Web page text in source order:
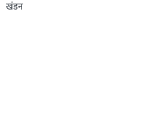
खंडन